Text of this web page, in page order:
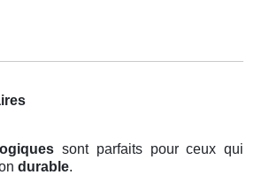
sont parfaits pour ceux qui
durable.